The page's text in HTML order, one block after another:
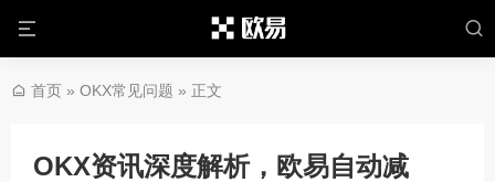
首页 » OKX常见问题 » 正文
OKX资讯深度解析，欧易自动减